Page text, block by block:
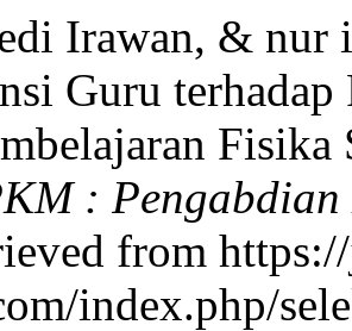
Irawan, & nur
Guru
:
from
index.php/